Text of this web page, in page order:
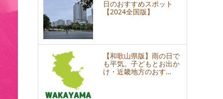
日のおすすめスポット
【2024全国版】
【和歌山県版】雨の日で
も平気。子どもとお出か
け・近畿地方のおす…